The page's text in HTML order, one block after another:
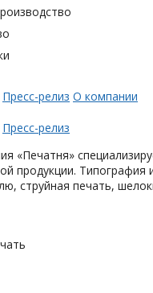
Пресс-релиз О компании
Пресс-релиз
«Печатня»
продукции.
струйная печать,